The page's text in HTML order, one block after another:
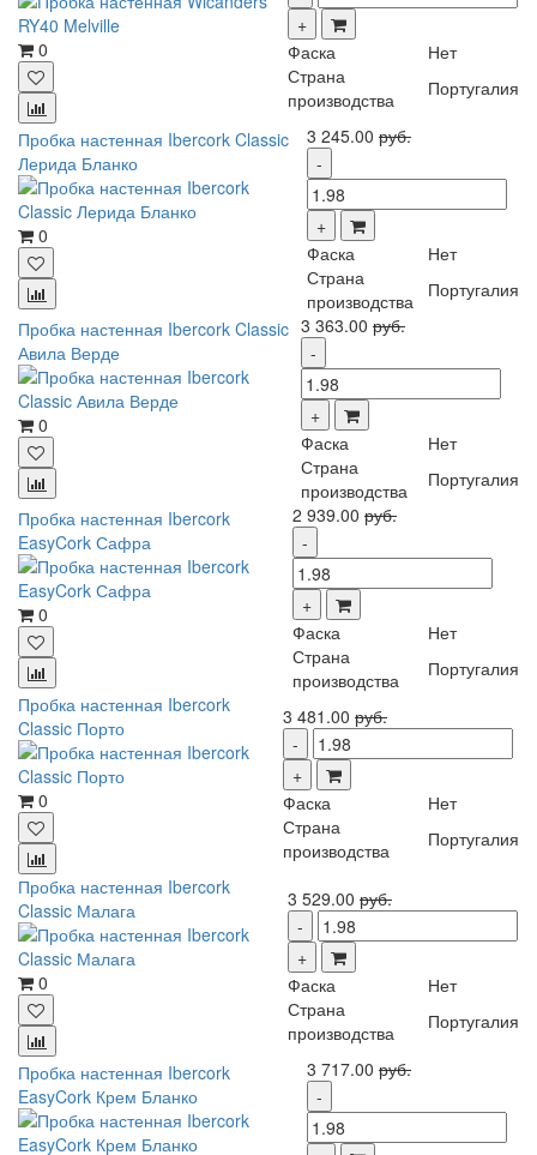
0 Фаска
Нет
Страна
производства
Португалия
Пробка настенная Ibercork Classic
Лерида Бланко
0
3 245.00 руб.
Фаска
Нет
Страна
производства
Португалия
Пробка настенная Ibercork Classic
Авила Верде
0
3 363.00 руб.
Фаска
Нет
Страна
производства
Португалия
Пробка настенная Ibercork
EasyCork Сафра
0
2 939.00 руб.
Фаска
Нет
Страна
производства
Португалия
Пробка настенная Ibercork
Classic Порто
0
3 481.00 руб.
Фаска
Нет
Страна
производства
Португалия
Пробка настенная Ibercork
Classic Малага
0
3 529.00 руб.
Фаска
Нет
Страна
производства
Португалия
Пробка настенная Ibercork
EasyCork Крем Бланко
3 717.00 руб.